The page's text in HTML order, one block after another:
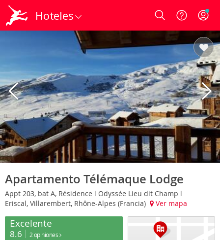
Hoteles Login
Apartamento Télémaque Lodge
Appt 203, bat A, Résidence l Odyssée Lieu dit Champ l
Eriscal, Villarembert, Rhône-Alpes (Francia)
Ver mapa
Excelente
8.6 2 opiniones